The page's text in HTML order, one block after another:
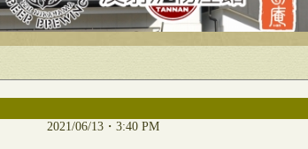
2021/06/13・3:40 PM